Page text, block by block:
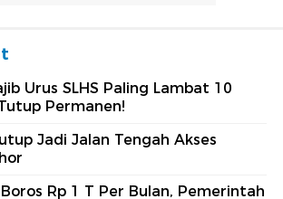
Urus SLHS Paling Lambat 10
Permanen!
Jadi Jalan Tengah Akses
Rp 1 T Per Bulan, Pemerintah